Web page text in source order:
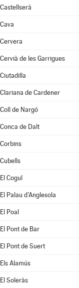
Castellserà
Cava
Cervera
Cervià de les Garrigues
Ciutadilla
Clariana de Cardener
Coll de Nargó
Conca de Dalt
Corbins
Cubells
El Cogul
El Palau d'Anglesola
El Poal
El Pont de Bar
El Pont de Suert
Els Alamús
El Soleràs